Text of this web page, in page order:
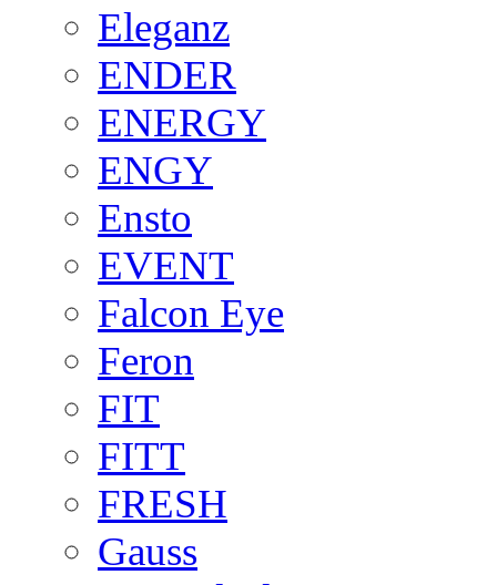
Eleganz
ENDER
ENERGY
ENGY
Ensto
EVENT
Falcon Eye
Feron
FIT
FITT
FRESH
Gauss